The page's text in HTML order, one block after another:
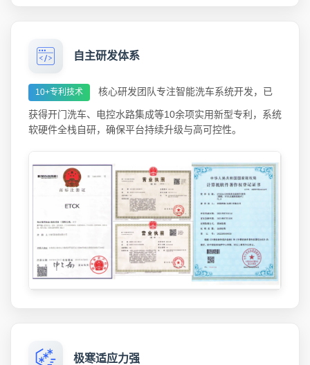
自主研发体系
10+专利技术 核心研发团队专注智能洗车系统开发，已
获得开门洗车、电控水路集成等10余项实用新型专利，系统
软硬件全栈自研，确保平台持续升级与高可控性。
极寒适应力强